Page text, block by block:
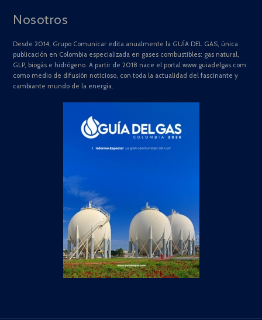
Nosotros
Desde 2014, Grupo Comunicar edita anualmente la GUÍA DEL GAS, única
publicación en Colombia especializada en gases combustibles: gas natural,
GLP, biogás e hidrógeno. A partir de 2018 nace el portal www.guiadelgas.com
como medio de difusión noticioso, con toda la actualidad del fascinante y
cambiante mundo de la energía.